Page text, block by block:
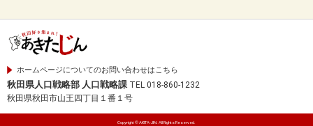
ホームページについてのお問い合わせはこちら
秋田県人口戦略部 人口戦略課 TEL 018-860-1232
秋田県秋田市山王四丁目１番１号
Copyright © AKITA-JIN. All Rights Reserved.